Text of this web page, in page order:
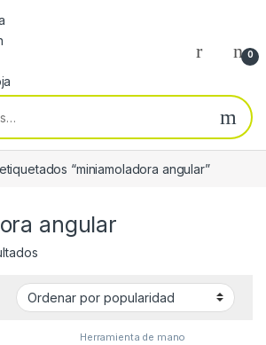
0
“miniamoladora angular”
angular
Ordenado por popularidad
Herramienta de mano